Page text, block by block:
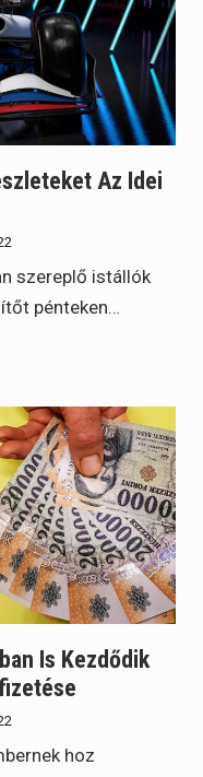
Az Idei
szereplő istállók
pénteken…
Is Kezdődik
hoz